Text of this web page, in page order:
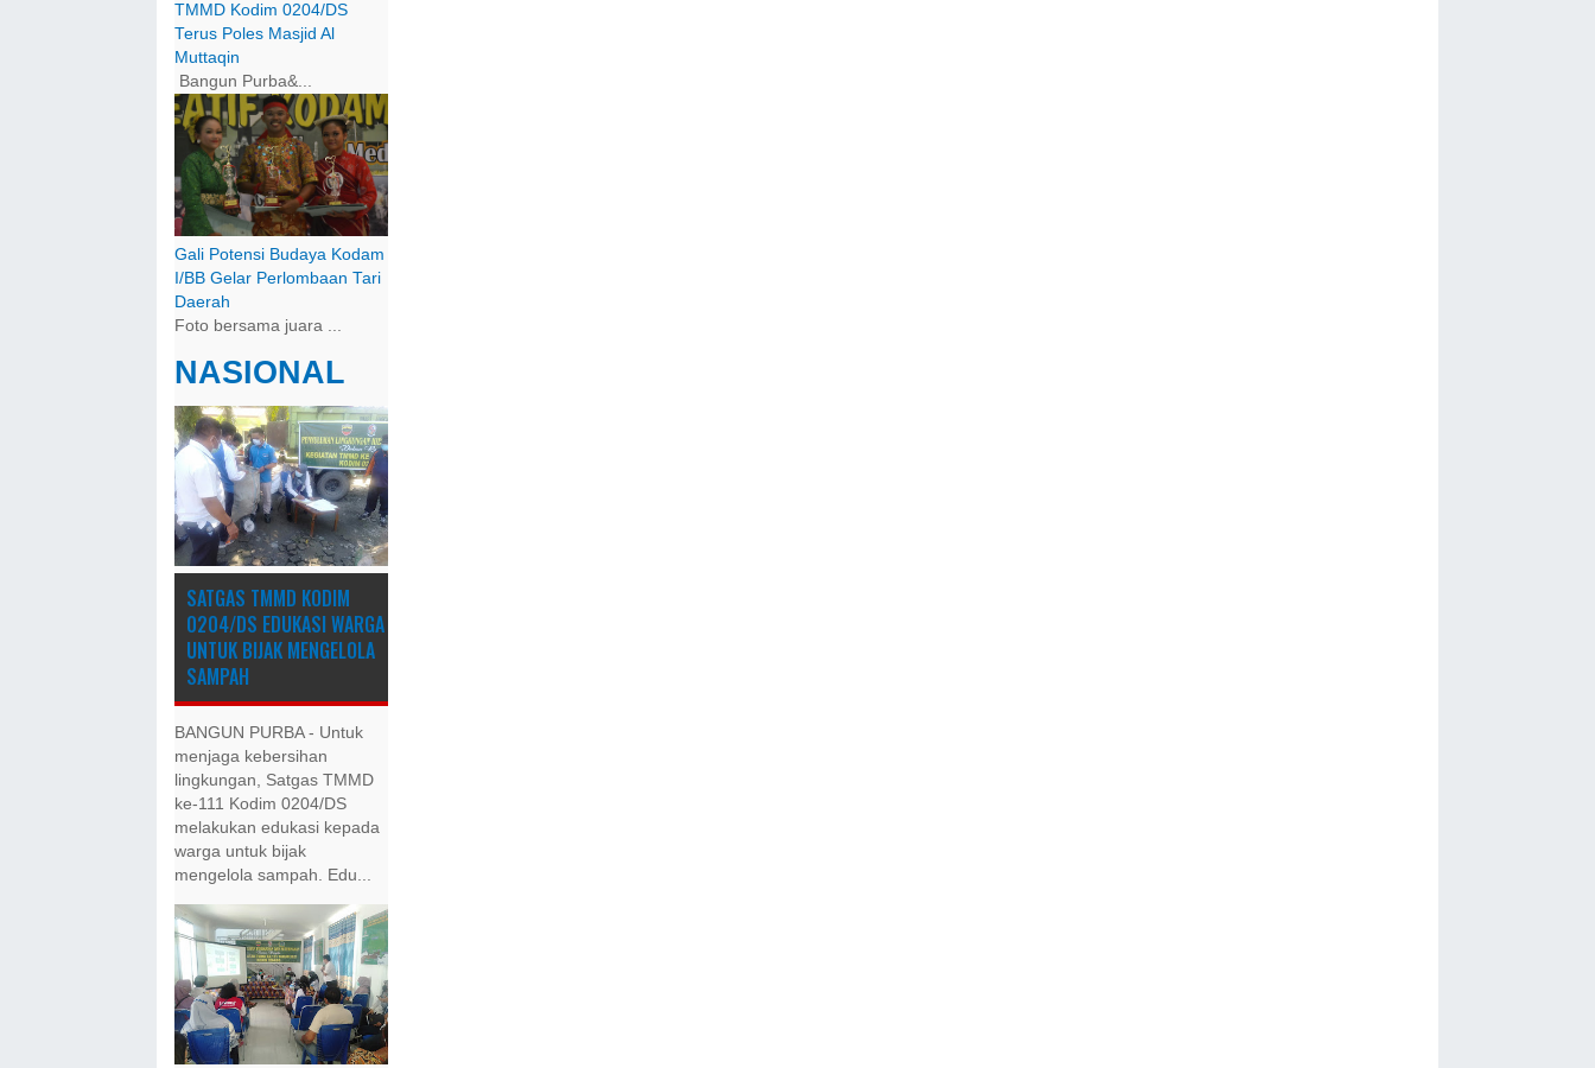
TMMD Kodim 0204/DS
Terus Poles Masjid Al
Muttaqin
Bangun Purba&...
Gali Potensi Budaya Kodam
I/BB Gelar Perlombaan Tari
Daerah
Foto bersama juara ...
NASIONAL
SATGAS TMMD KODIM
0204/DS EDUKASI WARGA
UNTUK BIJAK MENGELOLA
SAMPAH
BANGUN PURBA - Untuk
menjaga kebersihan
lingkungan, Satgas TMMD
ke-111 Kodim 0204/DS
melakukan edukasi kepada
warga untuk bijak
mengelola sampah. Edu...